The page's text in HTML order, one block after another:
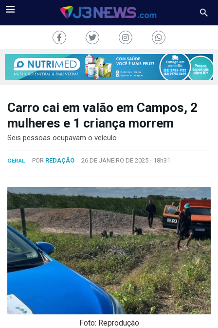
TV
FALE
CONOSCO
Copyright
2024
Desenvolvido
por
Hesea
Tecnologia
Carro cai em valão em Campos, 2
mulheres e 1 criança morrem
Seis pessoas ocupavam o veículo
GERAL POR REDAÇÃO 26 DE JANEIRO DE 2025 - 18h31
Foto: Reprodução